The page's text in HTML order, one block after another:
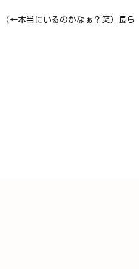
（←本当にいるのかなぁ？笑）長ら